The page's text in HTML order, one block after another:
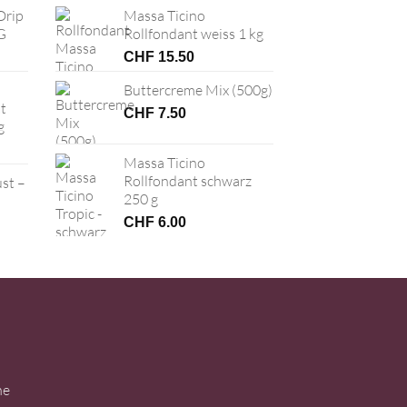
–
Massa Ticino
Rollfondant weiss 1 kg
CHF 15.50
Buttercreme Mix (500g)
CHF 7.50
Massa Ticino
Rollfondant schwarz
250 g
CHF 6.00